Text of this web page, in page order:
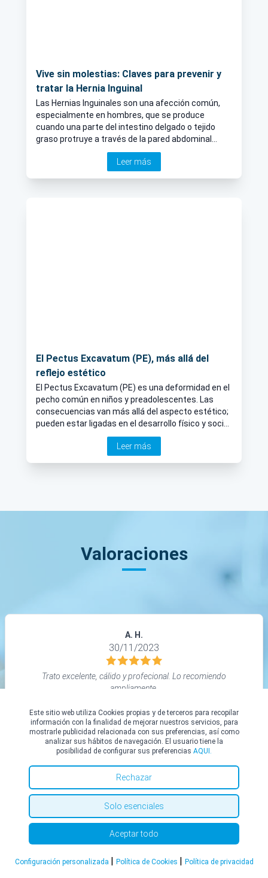
Vive sin molestias: Claves para prevenir y
tratar la Hernia Inguinal
Las Hernias Inguinales son una afección común,
especialmente en hombres, que se produce
cuando una parte del intestino delgado o tejido
graso protruye a través de la pared abdominal
debilitada en la zona de la ingle
Leer más
El Pectus Excavatum (PE), más allá del
reflejo estético
El Pectus Excavatum (PE) es una deformidad en el
pecho común en niños y preadolescentes. Las
consecuencias van más allá del aspecto estético;
pueden estar ligadas en el desarrollo físico y social
de los pacientes, por ello es necesario tomar este
padecimiento en un contexto integral.
Leer más
Valoraciones
A. H.
30/11/2023
Trato excelente, cálido y profecional. Lo recomiendo
ampliamente.
Ver todas en Top Doctors
Redes sociales
Este sitio web utiliza Cookies propias y de terceros para recopilar
información con la finalidad de mejorar nuestros servicios, para
mostrarle publicidad relacionada con sus preferencias, así como
analizar sus hábitos de navegación. El usuario tiene la
posibilidad de configurar sus preferencias AQUI.
Rechazar
Solo esenciales
Aceptar todo
Configuración personalizada | Política de Cookies | Política de privacidad